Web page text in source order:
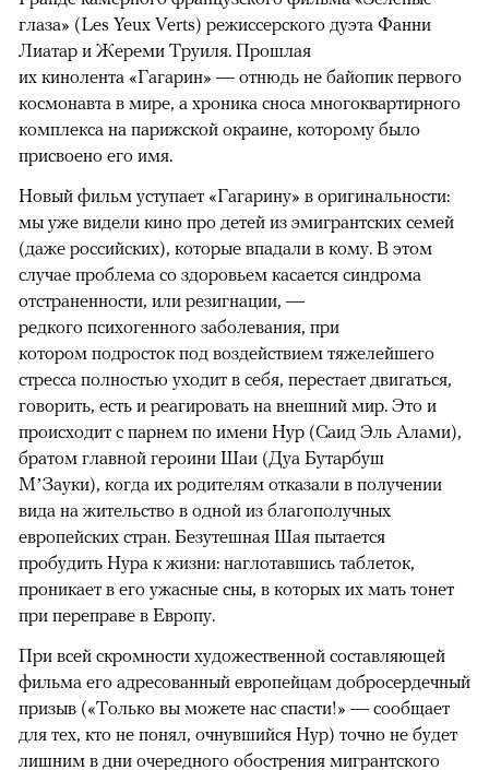
глаза» (Les Yeux Verts) режиссерского дуэта Фанни
Лиатар и Жереми Труиля. Прошлая
их кинолента «Гагарин» — отнюдь не байопик первого
космонавта в мире, а хроника сноса многоквартирного
комплекса на парижской окраине, которому было
присвоено его имя.
Новый фильм уступает «Гагарину» в оригинальности:
мы уже видели кино про детей из эмигрантских семей
(даже российских), которые впадали в кому. В этом
случае проблема со здоровьем касается синдрома
отстраненности, или резигнации, —
редкого психогенного заболевания, при
котором подросток под воздействием тяжелейшего
стресса полностью уходит в себя, перестает двигаться,
говорить, есть и реагировать на внешний мир. Это и
происходит с парнем по имени Нур (Саид Эль Алами),
братом главной героини Шаи (Дуа Бутарбуш
М’Зауки), когда их родителям отказали в получении
вида на жительство в одной из благополучных
европейских стран. Безутешная Шая пытается
пробудить Нура к жизни: наглотавшись таблеток,
проникает в его ужасные сны, в которых их мать тонет
при переправе в Европу.
При всей скромности художественной составляющей
фильма его адресованный европейцам добросердечный
призыв («Только вы можете нас спасти!» — сообщает
для тех, кто не понял, очнувшийся Нур) точно не будет
лишним в дни очередного обострения мигрантского